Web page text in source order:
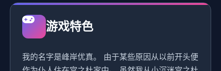
游戏特色
我的名字是峰岸优真。 由于某些原因从以前开头便